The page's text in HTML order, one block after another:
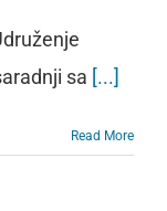
sa [...]
Read More